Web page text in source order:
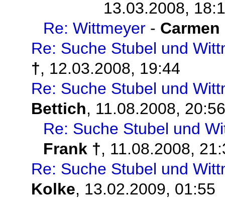
13.03.2008,
Re: Wittmeyer -
Re: Suche Stubel und
†, 12.03.2008, 19:44
Re: Suche Stubel und
Bettich, 11.08.2008, 20:56
Re: Suche Stubel und
Frank †, 11.08.2008,
Re: Suche Stubel und
Kolke, 13.02.2009, 01:55